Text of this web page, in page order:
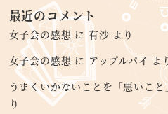
最近のコメント
女子会の感想に 有沙 より
女子会の感想に アップルパイよ
うまくいかないことを「悪いこ
り